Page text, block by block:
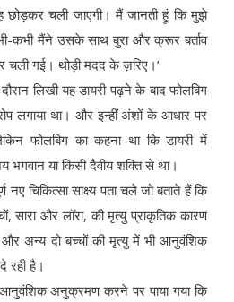
छोड़कर चली जाएगी। मैं जानती हूं कि मुझे
कभी मैंने उसके साथ बुरा और क्रूर बर्ताव
चली गई। थोड़ी मदद के ज़रिए।’
दौरान लिखी यह डायरी पढ़ने के बाद फोलबिग
लगाया था। और इन्हीं अंशों के आधार पर
फोलबिग का कहना था कि डायरी में
या किसी दैवीय शक्ति से था।
चिकित्सा साक्ष्य पता चले जो बताते हैं कि
सारा और लॉरा, की मृत्यु प्राकृतिक कारण
अन्य दो बच्चों की मृत्यु में भी आनुवंशिक
रही है।
अनुक्रमण करने पर पाया गया कि